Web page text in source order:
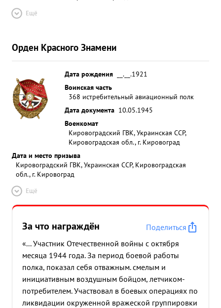
Ещё
Орден Красного Знамени
Дата рождения
__.__.1921
Воинская часть
368 истребительный авиационный полк
Дата документа 10.05.1945
Военкомат
Кировоградский ГВК, Украинская ССР,
Кировоградская обл., г. Кировоград
Дата и место призыва
Кировоградский ГВК, Украинская ССР, Кировоградская
обл., г. Кировоград
Ещё
За что награждён
Поделиться
«... Участник Отечественной войны с октября
месяца 1944 года. За период боевой работы
полка, показал себя отважным. смелым и
инициативным воздушным бойцом, летчиком-
потребителем. Участвовал в боевых операциях по
ликвидации окруженной вражеской группировки